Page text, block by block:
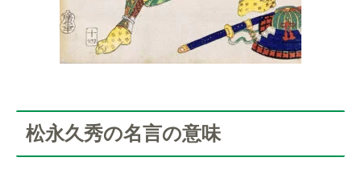
松永久秀の名言の意味